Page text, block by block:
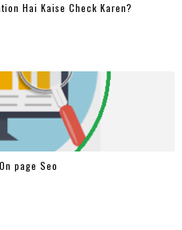
Hai Kaise Check Karen?
page Seo